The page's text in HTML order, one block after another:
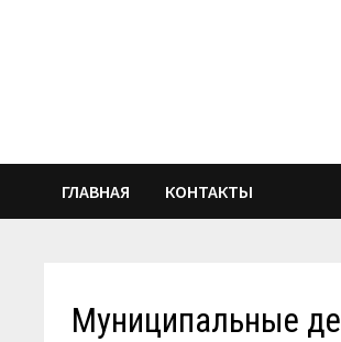
ГЛАВНАЯ КОНТАКТЫ
Муниципальные